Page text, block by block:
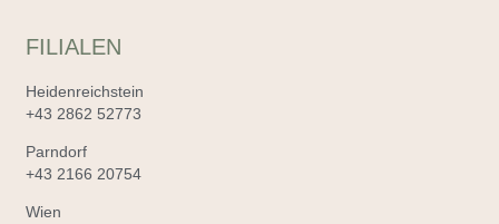
FILIALEN
Heidenreichstein
+43 2862 52773
Parndorf
+43 2166 20754
Wien